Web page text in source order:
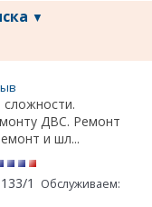
▼
ДВС. Ремонт
и шл...
1
Обслуживаем: